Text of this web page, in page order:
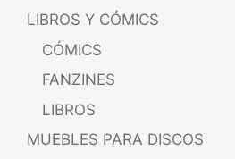
LIBROS Y CÓMICS
CÓMICS
FANZINES
LIBROS
MUEBLES PARA DISCOS